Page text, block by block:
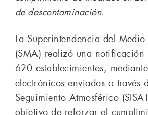
de descontaminación.
La Superintendencia del
(SMA) realizó una notificación
620 establecimientos,
electrónicos enviados a través
Seguimiento Atmosférico